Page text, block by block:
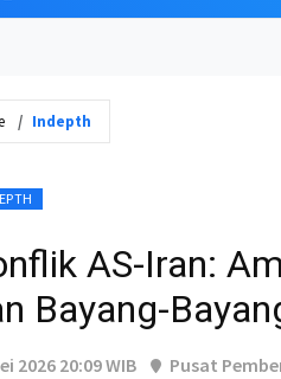
Indepth
AS-Iran:
Bayang-
2026 20:09 WIB
Pusat